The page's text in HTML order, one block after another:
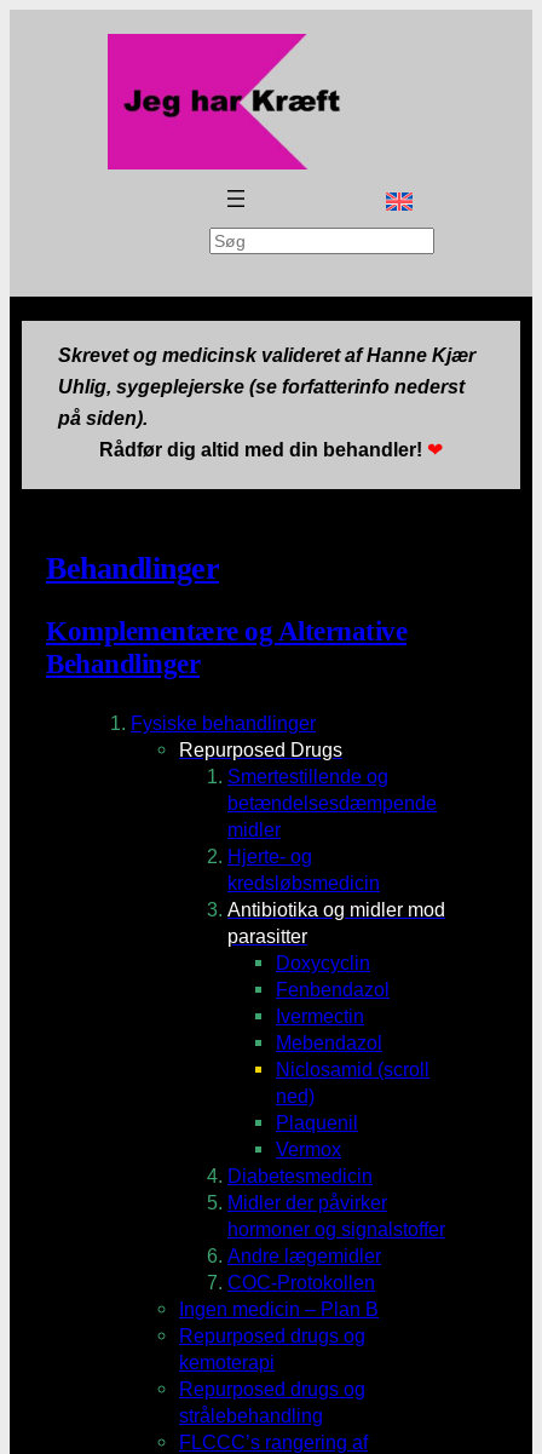
Søg
Skrevet og medicinsk valideret af Hanne Kjær
Uhlig, sygeplejerske (se forfatterinfo nederst
på siden).
Rådfør dig altid med din behandler! ❤
Behandlinger
Komplementære og Alternative
Behandlinger
Fysiske behandlinger
Repurposed Drugs
Smertestillende og
betændelsesdæmpende
midler
Hjerte- og
kredsløbsmedicin
Antibiotika og midler mod
parasitter
Doxycyclin
Fenbendazol
Ivermectin
Mebendazol
Niclosamid (scroll
ned)
Plaquenil
Vermox
Diabetesmedicin
Midler der påvirker
hormoner og signalstoffer
Andre lægemidler
COC-Protokollen
Ingen medicin – Plan B
Repurposed drugs og
kemoterapi
Repurposed drugs og
strålebehandling
FLCCC’s rangering af